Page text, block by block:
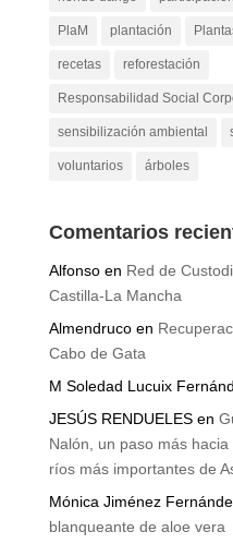
PlaM plantación
recetas reforestación
Responsabilidad Social
sensibilización ambiental
voluntarios árboles
Comentarios
Alfonsoen Red de
Castilla-La Mancha
Almendrucoen
Cabo de Gata
M Soledad Lucuix
JESÚS RENDUELESen
Nalón, un paso más
ríos más importantes de
Mónica Jiménez
blanqueante de aloe vera